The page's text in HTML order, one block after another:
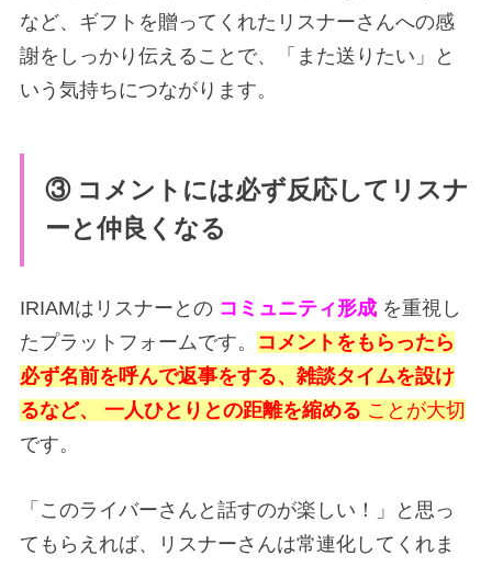
など、ギフトを贈ってくれたリスナーさんへの感
謝をしっかり伝えることで、「また送りたい」と
いう気持ちにつながります。
③ コメントには必ず反応してリスナ
ーと仲良くなる
IRIAMはリスナーとの コミュニティ形成 を重視し
たプラットフォームです。 コメントをもらったら
必ず名前を呼んで返事をする、雑談タイムを設け
るなど、
一人ひとりとの距離を縮める ことが大切
です。
「このライバーさんと話すのが楽しい！」と思っ
てもらえれば、リスナーさんは常連化してくれま